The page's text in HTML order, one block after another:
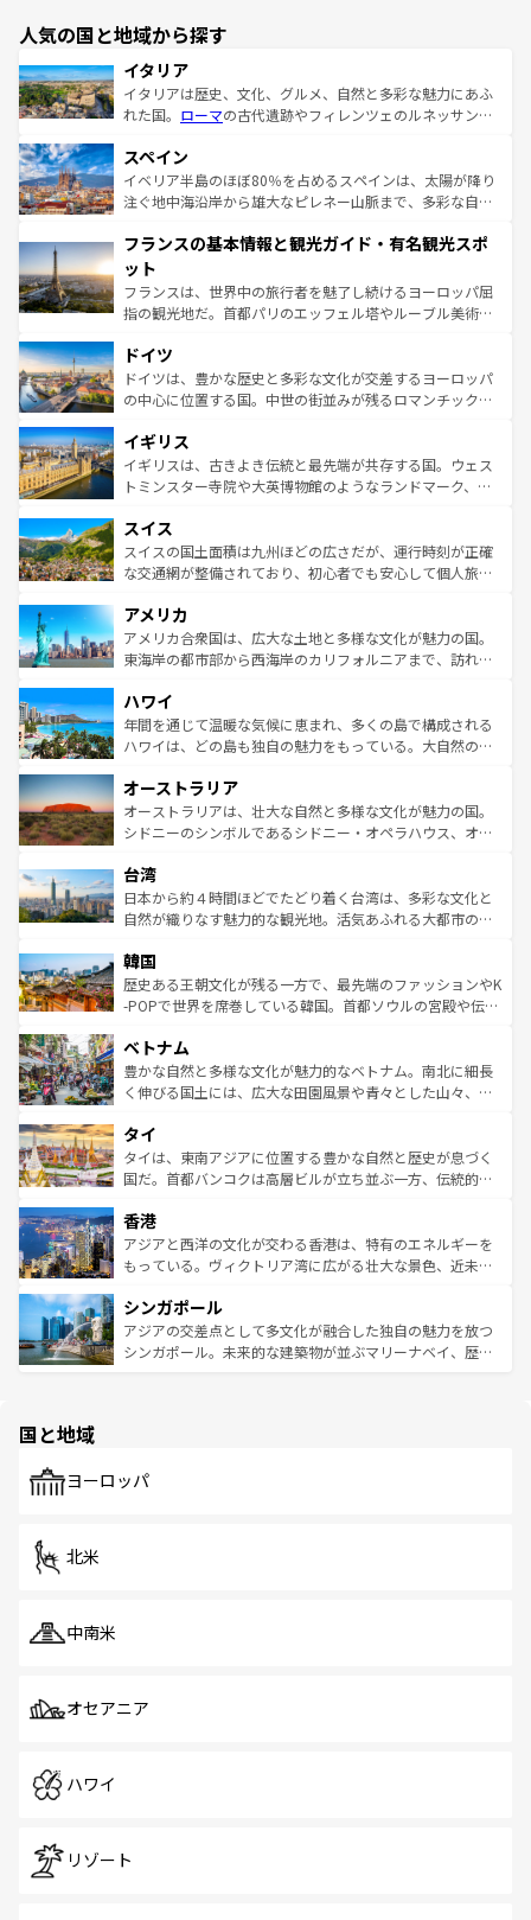
人気の国と地域から探す
イタリア
イタリアは歴史、文化、グルメ、自然と多彩な魅力にあふ
れた国。 ローマの古代遺跡やフィレンツェのルネッサンス
ろん、トスカーナの美しい田園風景やアマルフィ海岸の絶
景など、自然景観も見逃せない。観光の合間には、本場の
ピザやパスタなど、絶品のイタリア料理を堪能することも
ませてくれるイタリアで、忘れられない旅をしてみよう！
なお、新着のイタリア情報は
しい。
スペイン
イベリア半島のほぼ80％を占めるスペインは、太陽が降り
注ぐ地中海沿岸から雄大なピレネー山脈まで、多彩な自然
文化が根付くこの国では、情熱的なフラメンコ、熱気あふ
れる闘牛、そして美味しいタパスが生活の一部となってい
る。首都マドリードの洗練された雰囲気や、バルセロナの
アートに溢れた街角から、地方では古代ローマ遺跡や中世
せる。地方によって風土や気候が異なるスペインはその個
性で訪れる人を魅了する。 なお、新着のスペイン情報は コ
ンテンツ一覧を参照してほしい。
フランスの基本情報と観光ガイド・有名観光スポ
ット
フランスは、世界中の旅行者を魅了し続けるヨーロッパ屈
指の観光地だ。首都パリのエッフェル塔やルーブル美術館
で、幅広い魅力が詰まっている。華麗な宮殿、歴史的な大
聖堂、美しいビーチ、そして豊かな自然が、訪れる者を心
から魅了する。また、フランスは美食の国としても知ら
いる。シャンパンの発祥地であるランス、プロヴァンスの
香り高いラベンダー畑など、多彩な楽しみ方が可能だ。さ
らに、パリ以外の地域にも魅力が溢れており、どの街角に
れる地方に足を運ぶとそれぞれで全く異なる文化を体験で
きるだろう。 なお、新着のフランス情報はコンテンツ一覧
を参照してほしい。
ドイツ
ドイツは、豊かな歴史と多彩な文化が交差するヨーロッパ
の中心に位置する国。中世の街並みが残るロマンチック街
顔を持つこの国は、どこを歩いても飽きることがない。ベ
ルリンの文化的活気、バイエルン州のアルプスの絶景、そ
してライン川沿いのワイン畑といった風景は必見。ビール
は、お酒好きな人にはぜひ体験してほしい。 なお、新着の
ドイツ情報はコンテンツ一覧を参照してほしい。
イギリス
イギリスは、古きよき伝統と最先端が共存する国。ウェス
トミンスター寺院や大英博物館のようなランドマーク、歴
リアごとに異なる魅力がある。また、優雅なアフタヌーン
ティー、ビール好きにはたまらない英国パブ、サッカー観
戦など、本場だからこそできる体験も豊富。イギリスを旅
ンツ一覧を参照してほしい。
スイス
スイスの国土面積は九州ほどの広さだが、運行時刻が正確
な交通網が整備されており、初心者でも安心して個人旅行
の建物がそのまま残る町や、スイスならではのユニークな
博物館もあり、アルプス観光だけでなく町歩きも満喫する
ことができる。国民の所得が高いため物価も高いが、旅行
ば市内交通費無料で観光を楽しむこともできる。 なお、新
着のスイス情報はコンテンツ一覧 を参照してほしい。
アメリカ
アメリカ合衆国は、広大な土地と多様な文化が魅力の国。
東海岸の都市部から西海岸のカリフォルニアまで、訪れる
のような巨大都市は、観光、ショッピング、エンターテイ
ンメントが詰まった刺激的なスポットだ。一方、アメリカ
西部には大自然が広がり、グランドキャニオンやイエロー
部のニューオーリンズでは、音楽と美食が融合した独特の
文化が魅力。旅行者はアメリカの各地域で異なる魅力を楽
しみながら、その多様性と豊かな歴史を感じることができ
ならではの贅沢な旅のスタイルだ。 なお、新着のアメリカ
情報はコンテンツ一覧を参照してほしい。
ハワイ
年間を通じて温暖な気候に恵まれ、多くの島で構成される
ハワイは、どの島も独自の魅力をもっている。大自然の神
ワイ島は見逃せない。また、定番の観光地といえばオアフ
島だが、静かな自然を求めるならマウイ島やカウアイ島が
おすすめ。エメラルドグリーンに輝く海をはじめ、豊かな
れるおもてなしの心で訪れる人々を迎えてくれるハワイの
人々、おいしいローカルフードやハワイアンミュージッ
ク、伝統的なフラダンスなど、すべてがハワイの魅力を彩
ワイを、存分に味わってほしい。 なお、新着のハワイ情報
はコンテンツ一覧を参照してほしい。
オーストラリア
オーストラリアは、壮大な自然と多様な文化が魅力の国。
シドニーのシンボルであるシドニー・オペラハウス、オー
リアリーフや大陸中央部にそびえるウルル（エアーズロッ
ク）、タスマニアの美しい原生林やケアンズの熱帯雨林な
ど、見どころがたくさん。また、カフェやワイン、オージ
いる。アクティビティも充実しており、サーフィンやダイ
ビング、ハイキングなど、アウトドア好きにはたまらな
い。オーストラリアの多彩な魅力を存分に味わいつくそ
参照してほしい。
台湾
日本から約４時間ほどでたどり着く台湾は、多彩な文化と
自然が織りなす魅力的な観光地。活気あふれる大都市の台
ン）、静ひつな山岳地帯である台湾東部など、都市の喧騒
と山間の静けさが共存しており、訪れる人に新しい発見と
驚きをもたらしてくれる。また、奥深い台湾の食文化も魅
容にもいいと評判のスイーツなど、バラエティ豊かな料理
が味わえる。 なお、新着の台湾情報は コンテンツ一覧を参
照してほしい。
韓国
歴史ある王朝文化が残る一方で、最先端のファッションやK
-POPで世界を席巻している韓国。首都ソウルの宮殿や伝統
き、地方に足を延ばせば四季折々の自然美を楽しむことが
できる。そして、キムチや焼肉、絶品のストリートフード
まで、さまざまな韓国料理が待っている。夜には、韓国な
リティに包まれながら、韓国の多彩な魅力を心ゆくまで味
わってみてほしい。 なお、新着の韓国情報はコンテンツ一
覧を参照してほしい。
ベトナム
豊かな自然と多様な文化が魅力的なベトナム。南北に細長
く伸びる国土には、広大な田園風景や青々とした山々、世
急速な発展と共に伝統が息づく。ハノイの古い町並みやホ
ーチミン市のフランス統治時代の建物も、独特の雰囲気を
醸し出している。また、バラエティの豊かさとおいしさで
とつ。フォーやバインミー、ベトナムコーヒーなどは、ぜ
ひ現地で味わいたい。どの地域を訪れてもあたたかい人々
が旅行者を迎えてくれるので、きっと忘れられない旅にな
参照してほしい。
タイ
タイは、東南アジアに位置する豊かな自然と歴史が息づく
国だ。首都バンコクは高層ビルが立ち並ぶ一方、伝統的な
の活気が交差している。北部ではチェンマイなどの山岳地
帯で自然と触れ合い、南部ではプーケットやクラビの美し
いビーチでリゾート気分を楽しむことができる。タイ料理
激する。気候は一年中温暖で、どの季節にも異なる楽しみ
が待っている。親しみやすいタイの人々、仏教を中心とし
た文化、そして多様な観光資源が、訪れる旅人を魅了し続
香港
アジアと西洋の文化が交わる香港は、特有のエネルギーを
もっている。ヴィクトリア湾に広がる壮大な景色、近未来
み、どこを訪れても感動するはず。観光スポットが密集し
ており、効率よく見どころを回れるのも魅力。息をのむよ
うな絶景から文化的な体験まで、香港を存分に楽しみ尽く
シンガポール
アジアの交差点として多文化が融合した独自の魅力を放つ
シンガポール。未来的な建築物が並ぶマリーナベイ、歴史
で、ホーカーズは地元の風情を楽しめる外せないスポット
国と地域
ヨーロッパ
北米
中南米
オセアニア
ハワイ
リゾート